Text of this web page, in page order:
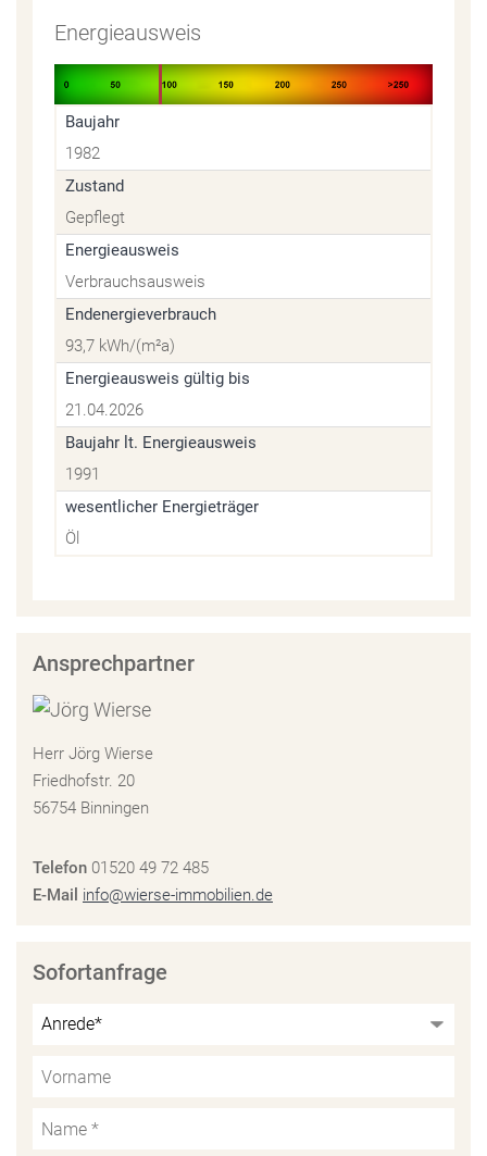
Energieausweis
Baujahr
1982
Zustand
Gepflegt
Energieausweis
Verbrauchsausweis
Endenergieverbrauch
93,7 kWh/(m²a)
Energieausweis gültig bis
21.04.2026
Baujahr lt. Energieausweis
1991
wesentlicher Energieträger
Öl
Ansprechpartner
Herr Jörg Wierse
Friedhofstr. 20
56754 Binningen
Telefon 01520 49 72 485
E-Mail info@wierse-immobilien.de
Sofortanfrage